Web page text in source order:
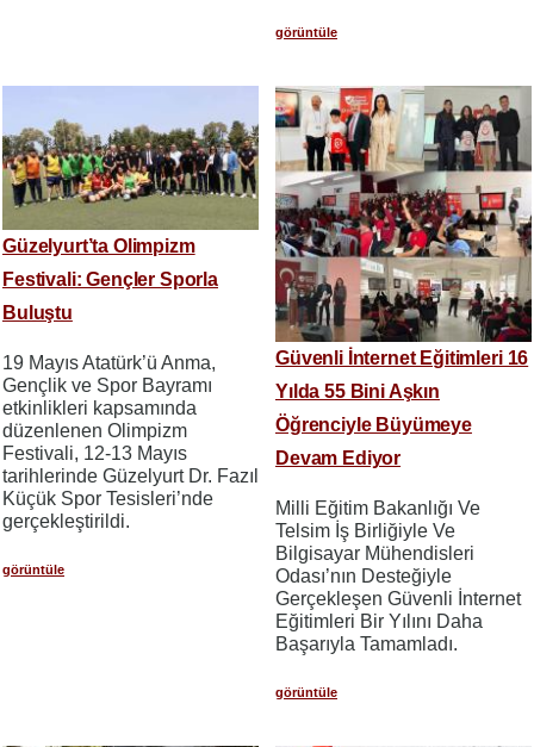
görüntüle
Güzelyurt’ta Olimpizm
Festivali: Gençler Sporla
Buluştu
19 Mayıs Atatürk’ü Anma,
Gençlik ve Spor Bayramı
etkinlikleri kapsamında
düzenlenen Olimpizm
Festivali, 12-13 Mayıs
tarihlerinde Güzelyurt Dr. Fazıl
Küçük Spor Tesisleri’nde
gerçekleştirildi.
görüntüle
Güvenli İnternet Eğitimleri 16
Yılda 55 Bini Aşkın
Öğrenciyle Büyümeye
Devam Ediyor
Milli Eğitim Bakanlığı Ve
Telsim İş Birliğiyle Ve
Bilgisayar Mühendisleri
Odası’nın Desteğiyle
Gerçekleşen Güvenli İnternet
Eğitimleri Bir Yılını Daha
Başarıyla Tamamladı.
görüntüle